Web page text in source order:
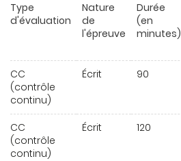
Type
d'évaluation
Nature
de
l'épreuve
Durée
(en
minutes)
CC
(contrôle
continu)
Écrit 90
CC
(contrôle
continu)
Écrit 120